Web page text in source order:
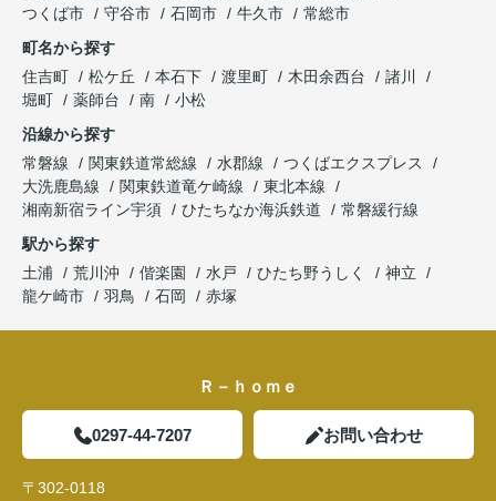
つくば市
守谷市 石岡市 牛久市
常総市
町名から探す
住吉町
松ケ丘 本石下 渡里町 木田余西台
諸川
堀町
薬師台 南
小松
沿線から探す
常磐線
関東鉄道常総線 水郡線
つくばエクスプレス
大洗鹿島線
関東鉄道竜ケ崎線
東北本線
湘南新宿ライン宇須
ひたちなか海浜鉄道
常磐緩行線
駅から探す
土浦
荒川沖 偕楽園 水戸 ひたち野うしく
神立
龍ケ崎市
羽鳥 石岡 赤塚
Ｒ－ｈｏｍｅ
0297-44-7207 お問い合わせ
〒302-0118